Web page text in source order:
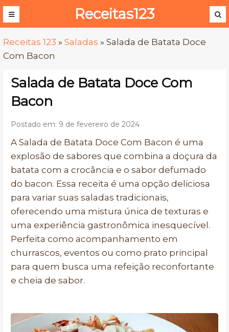
Receitas123
Receitas 123 » Saladas » Salada de Batata Doce
Com Bacon
Salada de Batata Doce Com
Bacon
Postado em: 9 de fevereiro de 2024
A Salada de Batata Doce Com Bacon é uma
explosão de sabores que combina a doçura da
batata com a crocância e o sabor defumado
do bacon. Essa receita é uma opção deliciosa
para variar suas saladas tradicionais,
oferecendo uma mistura única de texturas e
uma experiência gastronômica inesquecível.
Perfeita como acompanhamento em
churrascos, eventos ou como prato principal
para quem busca uma refeição reconfortante
e cheia de sabor.